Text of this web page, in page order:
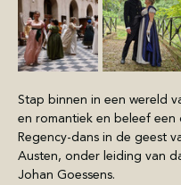
Stap binnen in een wereld
en romantiek en beleef een
Regency-dans in de geest
Austen, onder leiding van
Johan Goessens.